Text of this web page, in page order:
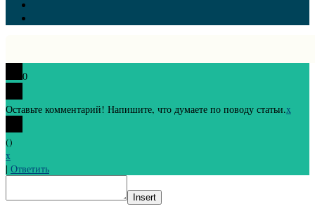
0
Оставьте комментарий! Напишите, что думаете по поводу статьи.x
()
x
| Ответить
Insert